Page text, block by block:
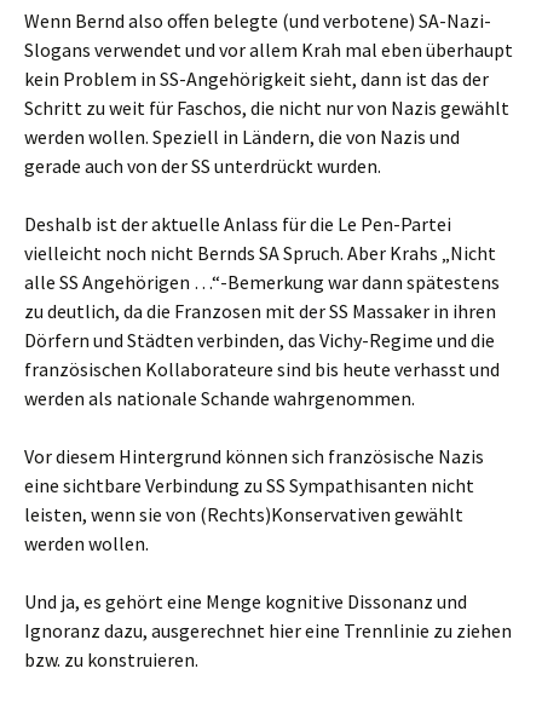
Wenn Bernd also offen belegte (und verbotene) SA-Nazi-
Slogans verwendet und vor allem Krah mal eben überhaupt
kein Problem in SS-Angehörigkeit sieht, dann ist das der
Schritt zu weit für Faschos, die nicht nur von Nazis gewählt
werden wollen. Speziell in Ländern, die von Nazis und
gerade auch von der SS unterdrückt wurden.
Deshalb ist der aktuelle Anlass für die Le Pen-Partei
vielleicht noch nicht Bernds SA Spruch. Aber Krahs „Nicht
alle SS Angehörigen …“-Bemerkung war dann spätestens
zu deutlich, da die Franzosen mit der SS Massaker in ihren
Dörfern und Städten verbinden, das Vichy-Regime und die
französischen Kollaborateure sind bis heute verhasst und
werden als nationale Schande wahrgenommen.
Vor diesem Hintergrund können sich französische Nazis
eine sichtbare Verbindung zu SS Sympathisanten nicht
leisten, wenn sie von (Rechts)Konservativen gewählt
werden wollen.
Und ja, es gehört eine Menge kognitive Dissonanz und
Ignoranz dazu, ausgerechnet hier eine Trennlinie zu ziehen
bzw. zu konstruieren.